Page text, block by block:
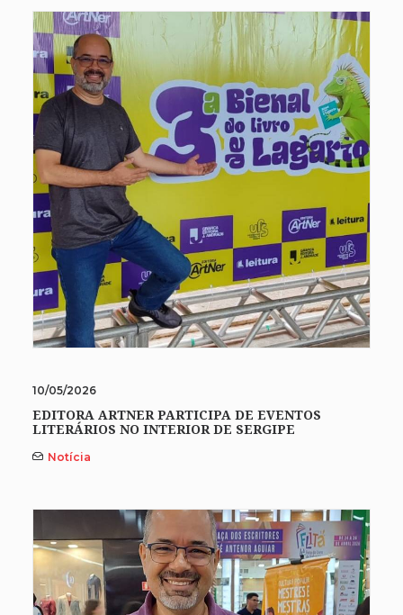
10/05/2026
EDITORA ARTNER PARTICIPA DE EVENTOS
LITERÁRIOS NO INTERIOR DE SERGIPE
Notícia